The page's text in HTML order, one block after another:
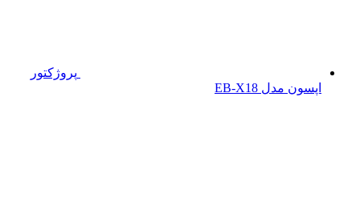
پروژکتور
اپسون مدل EB-X18